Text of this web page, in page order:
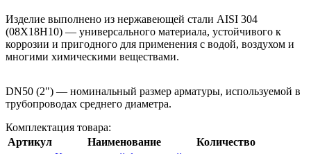
Изделие выполнено из нержавеющей стали AISI 304
(08Х18Н10) — универсального материала, устойчивого к
коррозии и пригодного для применения с водой, воздухом и
многими химическими веществами.
DN50 (2") — номинальный размер арматуры, используемой в
трубопроводах среднего диаметра.
Комплектация товара:
Артикул
Наименование Количество